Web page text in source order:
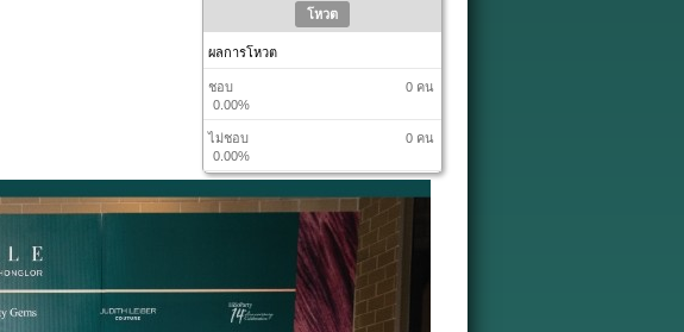
ผลการโหวต
ชอบ
0.00%
0 คน
ไม่ชอบ
0.00%
0 คน